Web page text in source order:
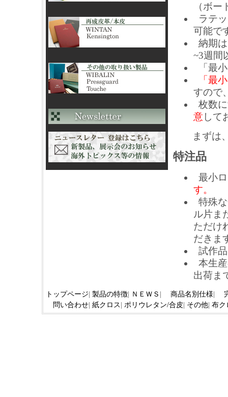
（ボ
ラテ
可能で
納期
~3週間
「最
「最
すので
枚数
意して
まずは、
特注品
最小
す。
特殊
ル片ま
ただけ
だきま
試作
本生
出荷ま
トップページ| 製品の特徴| ＮＥＷＳ | 商品名別仕様|
問い合わせ| 紙クロス | ポリウレタン/合皮| その他| 布ク